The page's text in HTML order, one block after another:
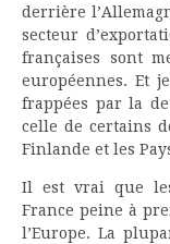
derrière
secteur
françaises sont
européennes. Et
frappées par la
celle de certains
Finlande et les
Il est vrai que
France peine à
l’Europe. La